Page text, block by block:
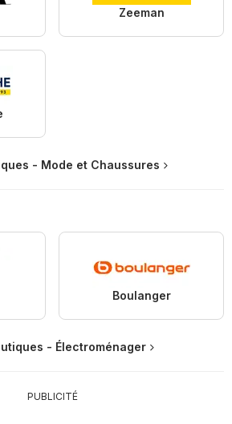
Zeeman
- Mode et Chaussures
Boulanger
- Électroménager
PUBLICITÉ